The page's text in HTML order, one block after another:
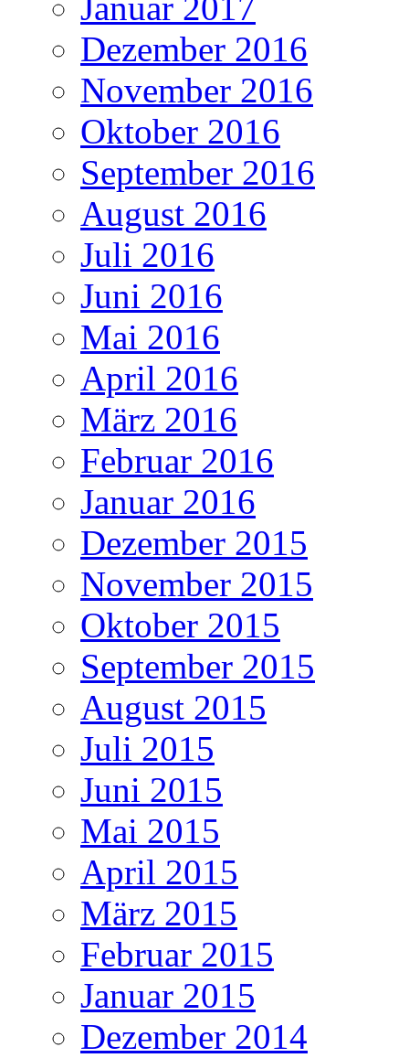
Dezember 2016
November 2016
Oktober 2016
September 2016
August 2016
Juli 2016
Juni 2016
Mai 2016
April 2016
März 2016
Februar 2016
Januar 2016
Dezember 2015
November 2015
Oktober 2015
September 2015
August 2015
Juli 2015
Juni 2015
Mai 2015
April 2015
März 2015
Februar 2015
Januar 2015
Dezember 2014